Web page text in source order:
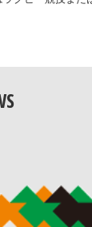
すれば、上記
行為をとったと
ラグビー競技